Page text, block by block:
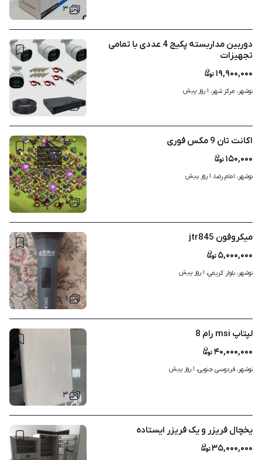
۳
۱
دوربین مداربسته پکیج 4 عددی با تمامی
تجهیزات
۱۹,۹۰۰,۰۰۰
نوشهر، مرکز شهر، ۱ روز پیش
۱
اکانت تان 9 مکس فوری
۱۵۰,۰۰۰
نوشهر، امام رضا، ۱ روز پیش
۱
میکروفون jtr845
۵,۰۰۰,۰۰۰
نوشهر، بلوار کریمی، ۱ روز پیش
۳
لپتاپ msi رام 8
۴۰,۰۰۰,۰۰۰
نوشهر، فردوسی جنوبی، ۱ روز پیش
یخچال فریزر و یک فریزر ایستاده
۳۵,۰۰۰,۰۰۰